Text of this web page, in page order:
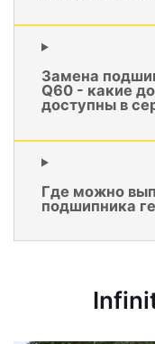
Замена
Q60 - какие
доступны в
Где можно
подшипника